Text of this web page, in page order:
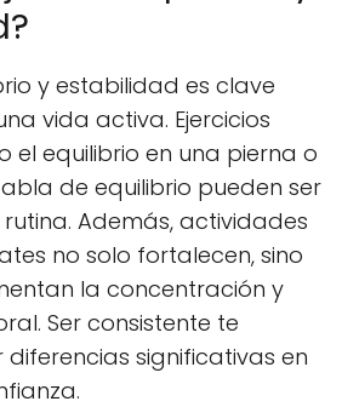
y estabilidad es clave
vida activa. Ejercicios
el equilibrio en una pierna o
de equilibrio pueden ser
Además, actividades
no solo fortalecen, sino
la concentración y
Ser consistente te
significativas en